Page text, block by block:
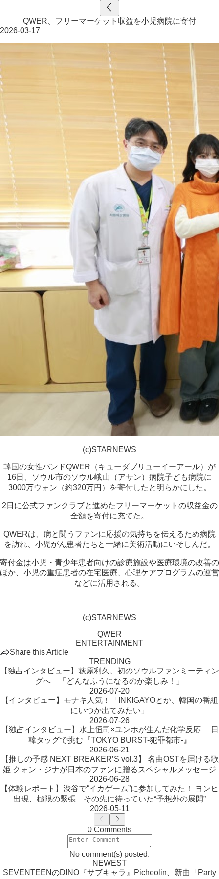
QWER、フリーマーケット収益を小児病院に寄付
2026-03-17
(c)STARNEWS
韓国の女性バンドQWER（キューダブリューイーアール）が
16日、ソウル市のソウル峨山（アサン）病院子ども病院に
3000万ウォン（約320万円）を寄付したと明らかにした。
2日に公式ファンクラブと進めたフリーマーケットの収益金の
全額を寄付に充てた。
QWERは、病と闘うファンに応援の気持ちを伝えるため病院
を訪れ、小児がん患者たちと一緒に美術活動にいそしんだ。
寄付金は小児・青少年患者向けの診療施設や医療環境の改善の
ほか、小児の重症患者の在宅医療、心理ケアプログラムの運営
などに活用される。
(c)STARNEWS
QWER
ENTERTAINMENT
Share this Article
TRENDING
【独占インタビュー】萩原利久、初のソウルファンミーティン
グへ 「どんなふうになるのか楽しみ！」
2026-07-20
【インタビュー】モナキ人気！「INKIGAYOとか、韓国の番組
にいつか出てみたい」
2026-07-26
【独占インタビュー】水上恒司×ユンホが生んだ化学反応 日
韓タッグで挑む『TOKYO BURST-犯罪都市-』
2026-06-21
【推しの予感 NEXT BREAKER’S vol.3】 名曲OSTを届ける歌
姫 クォン・ジナが日本のファンに贈るスペシャルメッセージ
2026-06-28
【体験レポート】渋谷で“イカゲーム”に参加してみた！ ヨンヒ
出現、極限の緊張…その先に待っていた“予想外の展開”
2026-05-11
0 Comments
No comment(s) posted.
NEWEST
SEVENTEENのDINO『サブキャラ』Picheolin、新曲「Party